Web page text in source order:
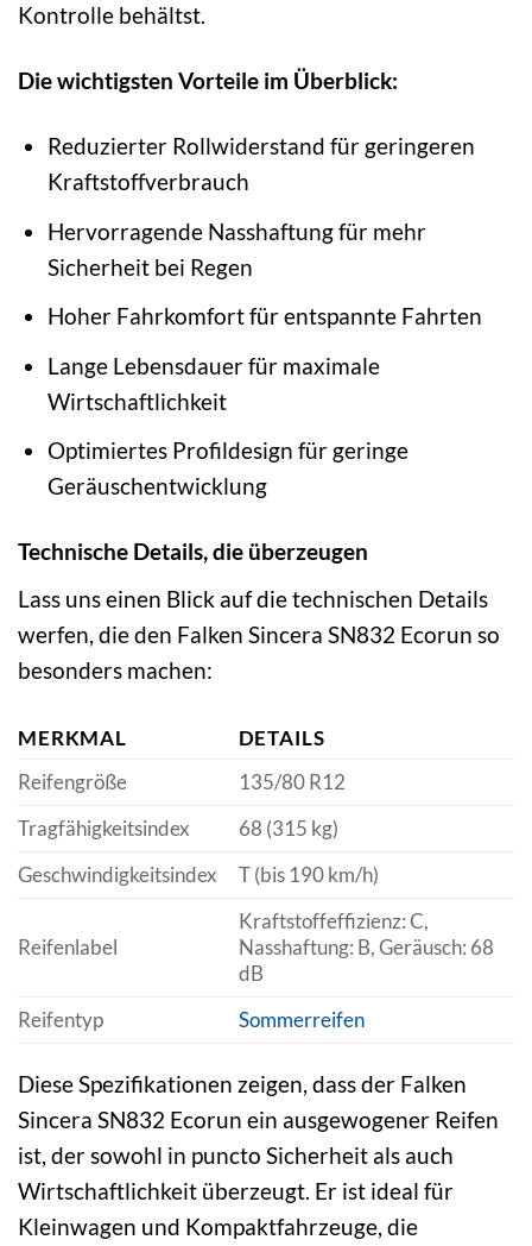
Kontrolle behältst.
Die wichtigsten Vorteile im Überblick:
Reduzierter Rollwiderstand für geringeren
Kraftstoffverbrauch
Hervorragende Nasshaftung für mehr
Sicherheit bei Regen
Hoher Fahrkomfort für entspannte Fahrten
Lange Lebensdauer für maximale
Wirtschaftlichkeit
Optimiertes Profildesign für geringe
Geräuschentwicklung
Technische Details, die überzeugen
Lass uns einen Blick auf die technischen Details
werfen, die den Falken Sincera SN832 Ecorun so
besonders machen:
MERKMAL
DETAILS
Reifengröße
135/80 R12
Tragfähigkeitsindex
68 (315 kg)
Geschwindigkeitsindex
T (bis 190 km/h)
Reifenlabel
Kraftstoffeffizienz: C,
Nasshaftung: B, Geräusch: 68
dB
Reifentyp
Sommerreifen
Diese Spezifikationen zeigen, dass der Falken
Sincera SN832 Ecorun ein ausgewogener Reifen
ist, der sowohl in puncto Sicherheit als auch
Wirtschaftlichkeit überzeugt. Er ist ideal für
Kleinwagen und Kompaktfahrzeuge, die